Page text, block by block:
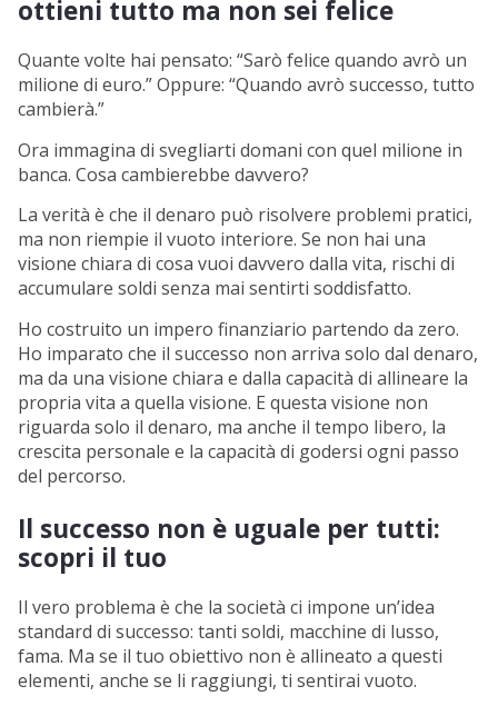
ottieni tutto ma non sei felice
Quante volte hai pensato: “Sarò felice quando avrò un
milione di euro.” Oppure: “Quando avrò successo, tutto
cambierà.”
Ora immagina di svegliarti domani con quel milione in
banca. Cosa cambierebbe davvero?
La verità è che il denaro può risolvere problemi pratici,
ma non riempie il vuoto interiore. Se non hai una
visione chiara di cosa vuoi davvero dalla vita, rischi di
accumulare soldi senza mai sentirti soddisfatto.
Ho costruito un impero finanziario partendo da zero.
Ho imparato che il successo non arriva solo dal denaro,
ma da una visione chiara e dalla capacità di allineare la
propria vita a quella visione. E questa visione non
riguarda solo il denaro, ma anche il tempo libero, la
crescita personale e la capacità di godersi ogni passo
del percorso.
Il successo non è uguale per tutti:
scopri il tuo
Il vero problema è che la società ci impone un’idea
standard di successo: tanti soldi, macchine di lusso,
fama. Ma se il tuo obiettivo non è allineato a questi
elementi, anche se li raggiungi, ti sentirai vuoto.